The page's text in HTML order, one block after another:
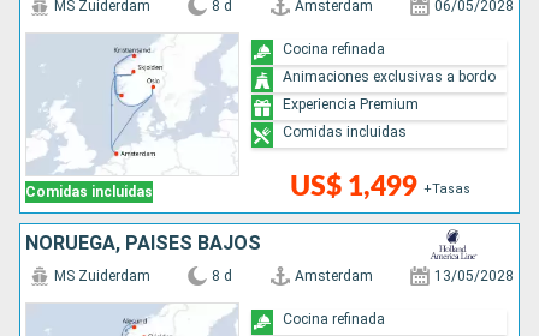
Comidas incluidas
MS Zuiderdam 8 d Amsterdam 06/05/2028
US$ 1,499 +Tasas
Cocina refinada
Animaciones exclusivas a bordo
Experiencia Premium
Comidas incluidas
NORUEGA, PAISES BAJOS
MS Zuiderdam 8 d Amsterdam 13/05/2028
Cocina refinada